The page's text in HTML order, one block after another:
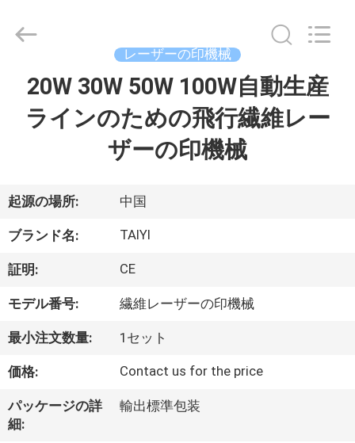
動
画
私
た
ち
に
2026
Limited.
Reserved.
レーザーの印機械
20W 30W 50W 100W自動生産
ラインのための飛行繊維レー
ザーの印機械
起源の場所: 中国
ブランド名: TAIYI
証明: CE
モデル番号: 繊維レーザーの印機械
最小注文数量: 1セット
価格: Contact us for the price
パッケージの詳
細:
輸出標準包装